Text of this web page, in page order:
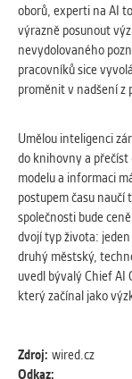
ANALYTICKÉ
Slouží pro
statistických
vylepšovat
těmto účelům
Využívané za
správných
Vašich
cookies
s analýzou
OSTATNÍ
oborů, experti na AI
výrazně posunout
nevydolovaného
pracovníků sice
proměnit v nadšení z
Umělou inteligenci
do knihovny a
modelu a informaci
postupem času naučí
společnosti bude
dvojí typ života:
druhý městský,
uvedl bývalý Chief AI
který začínal jako
Zdroj: wired.cz
Odkaz: